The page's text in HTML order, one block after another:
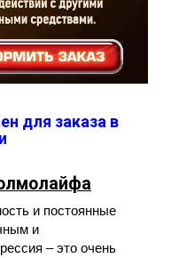
для заказа в
и постоянные
и
– это очень